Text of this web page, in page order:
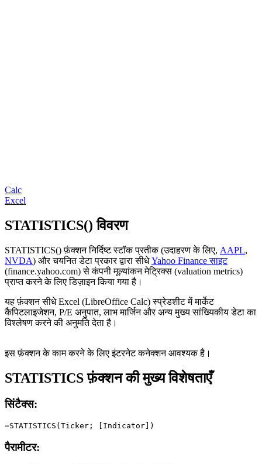
Calc
Excel
STATISTICS() विवरण
STATISTICS() फ़ंक्शन निर्दिष्ट स्टॉक प्रतीक (उदाहरण के लिए, AAPL,
NVDA) और चयनित डेटा प्रकार द्वारा सीधेYahoo Finance साइट
(finance.yahoo.com) से कंपनी मूल्यांकन मेट्रिक्स (valuation metrics)
प्राप्त करने के लिए डिज़ाइन किया गया है।
यह फ़ंक्शन सीधे Excel (LibreOffice Calc) स्प्रेडशीट में मार्केट
कैपिटलाइजेशन, P/E अनुपात, लाभ मार्जिन और अन्य मुख्य सांख्यिकीय डेटा का
विश्लेषण करने की अनुमति देता है।
इस फ़ंक्शन के काम करने के लिए इंटरनेट कनेक्शन आवश्यक है।
STATISTICS फ़ंक्शन की मुख्य विशेषताएँ
सिंटैक्स:
=STATISTICS(Ticker; [Indicator])
पैरामीटर: